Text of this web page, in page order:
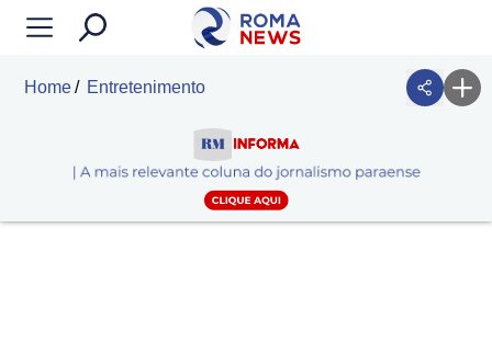
Home Entretenimento